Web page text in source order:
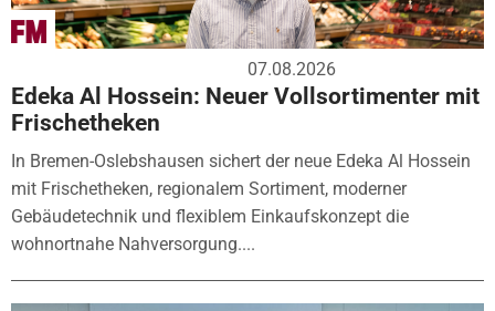
07.08.2026
Edeka Al Hossein: Neuer Vollsortimenter mit
Frischetheken
In Bremen-Oslebshausen sichert der neue Edeka Al Hossein
mit Frischetheken, regionalem Sortiment, moderner
Gebäudetechnik und flexiblem Einkaufskonzept die
wohnortnahe Nahversorgung....